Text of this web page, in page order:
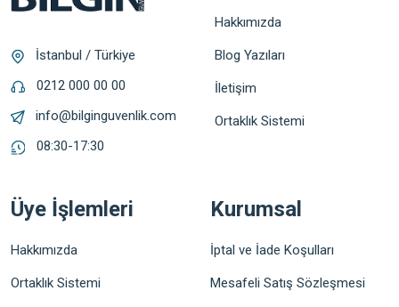
İstanbul / Türkiye
0212 000 00 00
info@bilginguvenlik.com
08:30-17:30
Hakkımızda
Blog Yazıları
İletişim
Ortaklık Sistemi
Üye İşlemleri
Hakkımızda
Ortaklık Sistemi
Kurumsal
İptal ve İade Koşulları
Mesafeli Satış Sözleşmesi